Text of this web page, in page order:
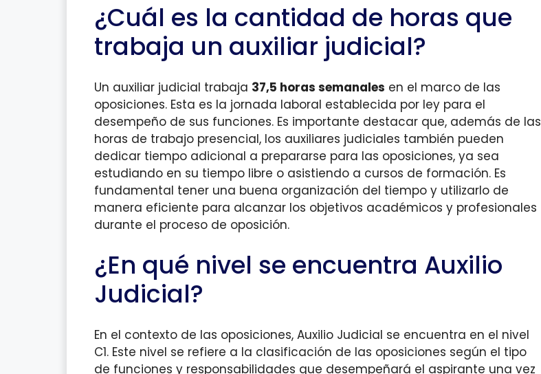
¿Cuál es la cantidad de horas que
trabaja un auxiliar judicial?
Un auxiliar judicial trabaja 37,5 horas semanales en el marco de las
oposiciones. Esta es la jornada laboral establecida por ley para el
desempeño de sus funciones. Es importante destacar que, además de las
horas de trabajo presencial, los auxiliares judiciales también pueden
dedicar tiempo adicional a prepararse para las oposiciones, ya sea
estudiando en su tiempo libre o asistiendo a cursos de formación. Es
fundamental tener una buena organización del tiempo y utilizarlo de
manera eficiente para alcanzar los objetivos académicos y profesionales
durante el proceso de oposición.
¿En qué nivel se encuentra Auxilio
Judicial?
En el contexto de las oposiciones, Auxilio Judicial se encuentra en el nivel
C1. Este nivel se refiere a la clasificación de las oposiciones según el tipo
de funciones y responsabilidades que desempeñará el aspirante una vez